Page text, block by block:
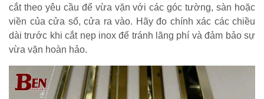
cắt theo yêu cầu để vừa vặn với các góc tường, sàn hoặc
viền của cửa sổ, cửa ra vào. Hãy đo chính xác các chiều
dài trước khi cắt nẹp inox để tránh lãng phí và đảm bảo sự
vừa vặn hoàn hảo.